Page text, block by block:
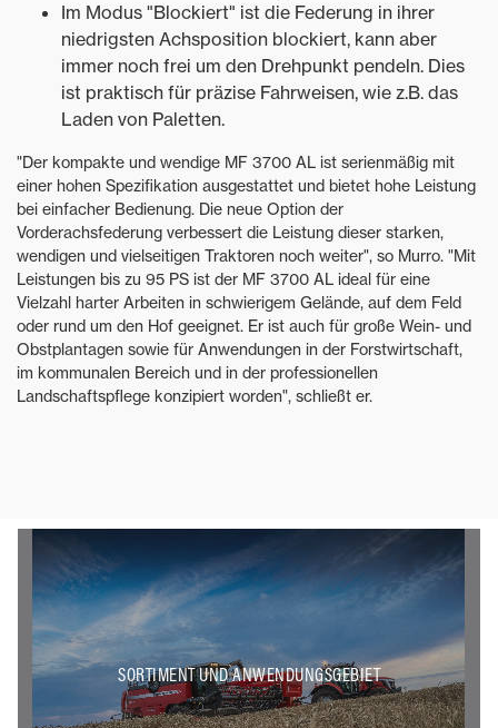
Im Modus "Blockiert" ist die Federung in ihrer
niedrigsten Achsposition blockiert, kann aber
immer noch frei um den Drehpunkt pendeln. Dies
ist praktisch für präzise Fahrweisen, wie z.B. das
Laden von Paletten.
"Der kompakte und wendige MF 3700 AL ist serienmäßig mit
einer hohen Spezifikation ausgestattet und bietet hohe Leistung
bei einfacher Bedienung. Die neue Option der
Vorderachsfederung verbessert die Leistung dieser starken,
wendigen und vielseitigen Traktoren noch weiter", so Murro. "Mit
Leistungen bis zu 95 PS ist der MF 3700 AL ideal für eine
Vielzahl harter Arbeiten in schwierigem Gelände, auf dem Feld
oder rund um den Hof geeignet. Er ist auch für große Wein- und
Obstplantagen sowie für Anwendungen in der Forstwirtschaft,
im kommunalen Bereich und in der professionellen
Landschaftspflege konzipiert worden", schließt er.
SORTIMENT UND ANWENDUNGSGEBIET